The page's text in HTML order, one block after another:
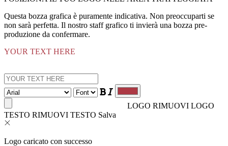
Questa bozza grafica è puramente indicativa. Non preoccuparti se
non sarà perfetta. Il nostro staff grafico ti invierà una bozza pre-
produzione da confermare.
YOUR TEXT HERE
LOGO RIMUOVI LOGO
TESTO RIMUOVI TESTO Salva
Logo caricato con successo